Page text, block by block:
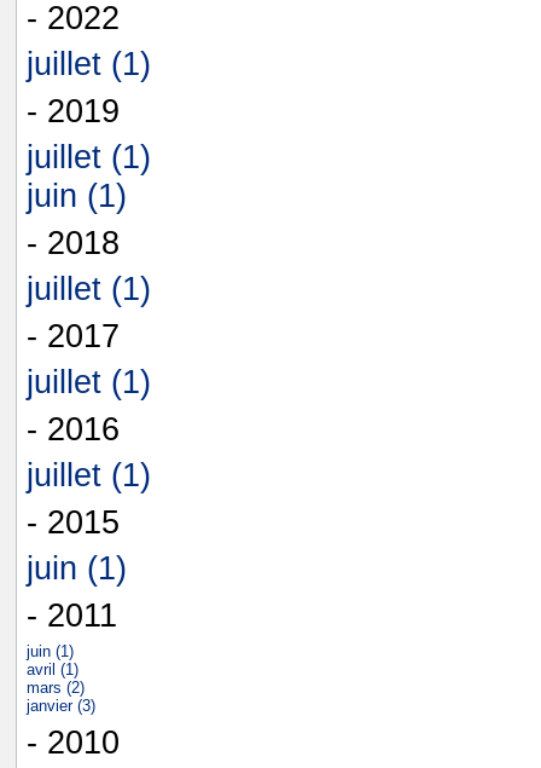
- 2022
juillet (1)
- 2019
juillet (1)
juin (1)
- 2018
juillet (1)
- 2017
juillet (1)
- 2016
juillet (1)
- 2015
juin (1)
- 2011
juin (1)
avril (1)
mars (2)
janvier (3)
- 2010